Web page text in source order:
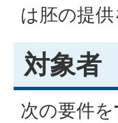
は胚の提
対象者
次の要件を